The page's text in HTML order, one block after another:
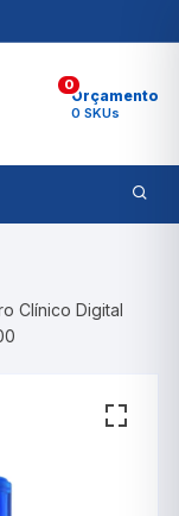
0
Orçamento
0 SKUs
Clínico Digital